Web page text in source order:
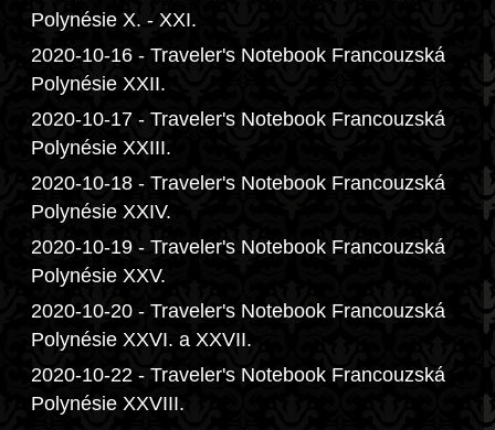
Polynésie X. - XXI.
2020-10-16 - Traveler's Notebook Francouzská
Polynésie XXII.
2020-10-17 - Traveler's Notebook Francouzská
Polynésie XXIII.
2020-10-18 - Traveler's Notebook Francouzská
Polynésie XXIV.
2020-10-19 - Traveler's Notebook Francouzská
Polynésie XXV.
2020-10-20 - Traveler's Notebook Francouzská
Polynésie XXVI. a XXVII.
2020-10-22 - Traveler's Notebook Francouzská
Polynésie XXVIII.